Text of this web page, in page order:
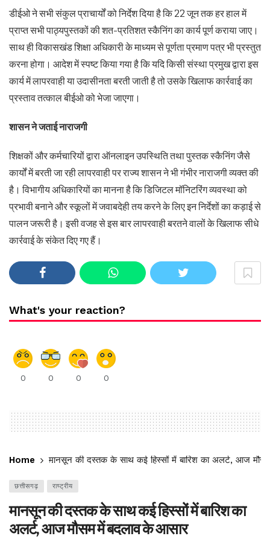
डीईओ ने सभी संकुल प्राचार्यों को निर्देश दिया है कि 22 जून तक हर हाल में
प्राप्त सभी पाठ्यपुस्तकों की शत-प्रतिशत स्कैनिंग का कार्य पूर्ण कराया जाए।
साथ ही विकासखंड शिक्षा अधिकारी के माध्यम से पूर्णता प्रमाण पत्र भी प्रस्तुत
करना होगा। आदेश में स्पष्ट किया गया है कि यदि किसी संस्था प्रमुख द्वारा इस
कार्य में लापरवाही या उदासीनता बरती जाती है तो उसके खिलाफ कार्रवाई का
प्रस्ताव तत्काल बीईओ को भेजा जाएगा।
शासन ने जताई नाराजगी
शिक्षकों और कर्मचारियों द्वारा ऑनलाइन उपस्थिति तथा पुस्तक स्कैनिंग जैसे
कार्यों में बरती जा रही लापरवाही पर राज्य शासन ने भी गंभीर नाराजगी व्यक्त की
है। विभागीय अधिकारियों का मानना है कि डिजिटल मॉनिटरिंग व्यवस्था को
प्रभावी बनाने और स्कूलों में जवाबदेही तय करने के लिए इन निर्देशों का कड़ाई से
पालन जरूरी है। इसी वजह से इस बार लापरवाही बरतने वालों के खिलाफ सीधे
कार्रवाई के संकेत दिए गए हैं।
What's your reaction?
0 0 0 0
Home मानसून की दस्तक के साथ कई हिस्सों में बारिश का अलर्ट, आज
छत्तीसगढ़ राष्ट्रीय
मानसून की दस्तक के साथ कई हिस्सों में बारिश का
अलर्ट, आज मौसम में बदलाव के आसार